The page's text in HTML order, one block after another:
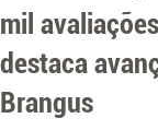
mil
destaca
Brangus